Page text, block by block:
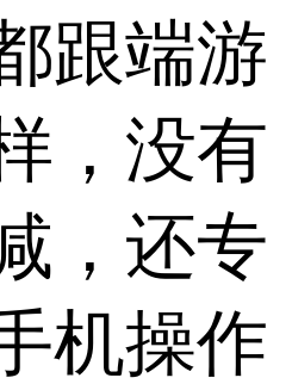
跟端游
，没有
，还专
机操作